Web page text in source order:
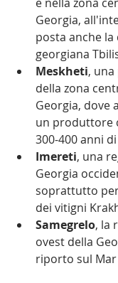
Georgia,
posta anche la
georgiana
Meskheti,
della zona
Georgia, dove
un produttore
300-400 anni
Imereti, una
Georgia
soprattutto
dei vitigni
Samegrelo, la
ovest della
riporto sul